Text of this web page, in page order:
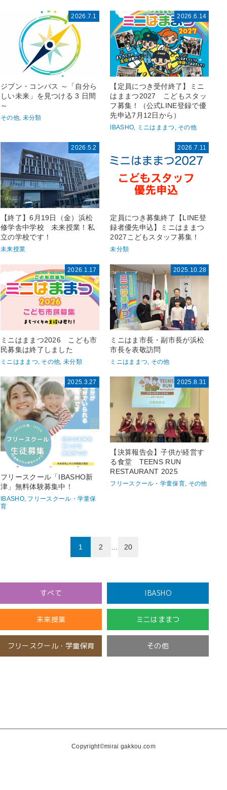
ジブン・コンパス ～「自分ら
しい未来」を見つける 3 日間
～
2026.7.1
その他, 未分類
【定員につき受付終了】ミニ
はままつ2027 こどもスタッ
フ募集！（公式LINE登録で優
先申込7月12日から）
2026.6.14
IBASHO, ミニはままつ, その他
【終了】6月19日（金）浜松
修学舎中学校 未来授業！私
立の学校です！
2026.5.2
未来授業
定員につき募集終了【LINE登
録者優先申込】ミニはままつ
2027こどもスタッフ募集！
2026.7.11
未分類
ミニはままつ2026 こども市
民募集は終了しました
2026.1.17
ミニはままつ, その他, 未分類
ミニはま市長・副市長が浜松
市長を表敬訪問
2025.10.28
ミニはままつ, その他
フリースクール「IBASHO新
津」無料体験募集中！
2025.3.27
IBASHO, フリースクール・学童保
育
【決算報告会】子供が経営す
る食堂 TEENS RUN
RESTAURANT 2025
2025.8.31
フリースクール・学童保育, その他
ジ
1 2 20
すべて IBASHO
未来授業 ミニはままつ
フリースクール・学童保育 その他
Copyright©mirai gakkou.com